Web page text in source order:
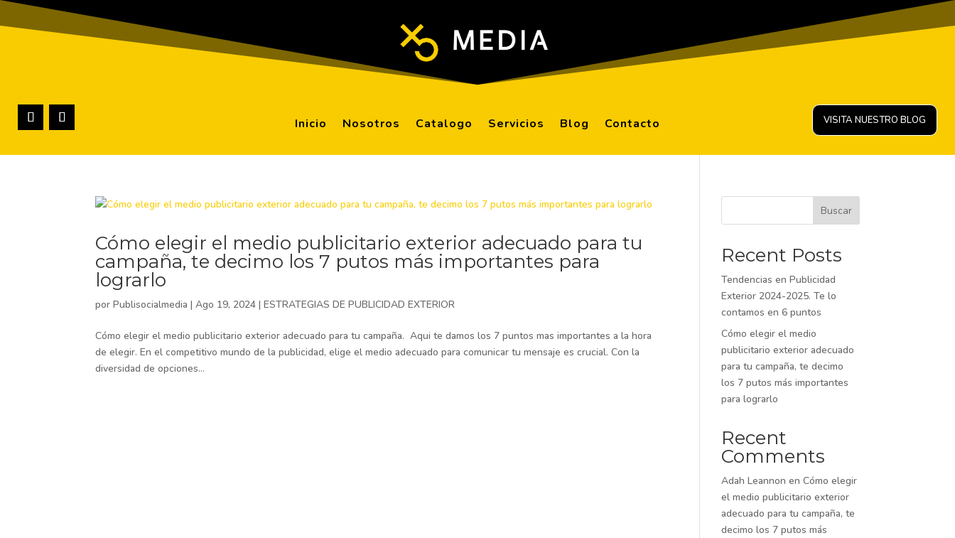
Inicio Nosotros Catalogo Servicios Blog Contacto VISITA NUESTRO BLOG
Cómo elegir el medio publicitario exterior adecuado para tu
campaña, te decimo los 7 putos más importantes para
lograrlo
porPublisocialmedia |Ago 19, 2024 |ESTRATEGIAS DE PUBLICIDAD EXTERIOR
Cómo elegir el medio publicitario exterior adecuado para tu campaña. Aqui te damos los 7 puntos mas importantes a la hora
de elegir. En el competitivo mundo de la publicidad, elige el medio adecuado para comunicar tu mensaje es crucial. Con la
diversidad de opciones...
Buscar
Recent Posts
Tendencias en Publicidad
Exterior 2024-2025. Te lo
contamos en 6 puntos
Cómo elegir el medio
publicitario exterior adecuado
para tu campaña, te decimo
los 7 putos más importantes
para lograrlo
Recent
Comments
Adah Leannon enCómo elegir
el medio publicitario exterior
adecuado para tu campaña, te
decimo los 7 putos más